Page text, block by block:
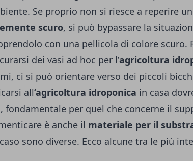
Se proprio non si riesce a reperire un
scuro, si può bypassare la
con una pellicola di colore scuro.
dei vasi ad hoc per l’agricoltura
ci si può orientare verso dei piccoli
all’agricoltura idroponica in casa
fondamentale per quel che concerne il
è anche il materiale per il
sono diverse. Ecco alcune tra le più